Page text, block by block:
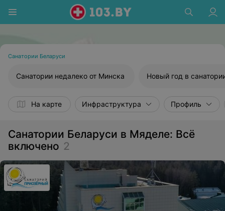
Санатории Беларуси
Санатории недалеко от Минска Новый год в
На карте Инфраструктура Профиль
Санатории Беларуси в Мяделе: Всё
включено 2